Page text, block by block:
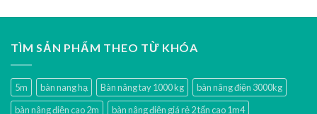
TÌM SẢN PHẨM THEO TỪ KHÓA
5m bàn nang hạ Bàn nâng tay 1000 kg
bàn nâng điện 3000kg
bàn nâng điện cao 2m
bàn nâng điện giá rẻ 2 tấn cao 1m4